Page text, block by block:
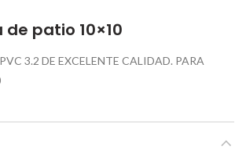
patio 10×10
3.2 DE EXCELENTE CALIDAD. PARA